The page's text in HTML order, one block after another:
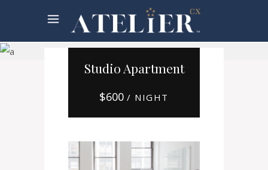
Booking
Studio Apartment
$600 / NIGHT